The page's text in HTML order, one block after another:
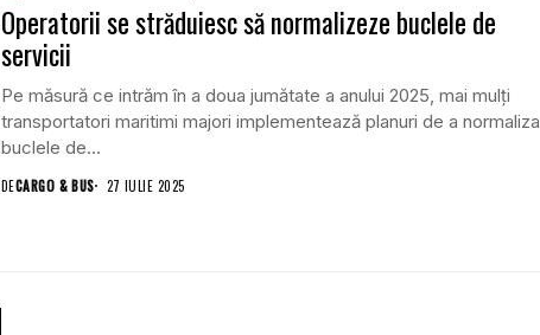
Operatorii se străduiesc să normalizeze buclele de
servicii
Pe măsură ce intrăm în a doua jumătate a anului 2025, mai mulți
transportatori maritimi majori implementează planuri de a normaliza
buclele de...
DECARGO & BUS 27 IULIE 2025